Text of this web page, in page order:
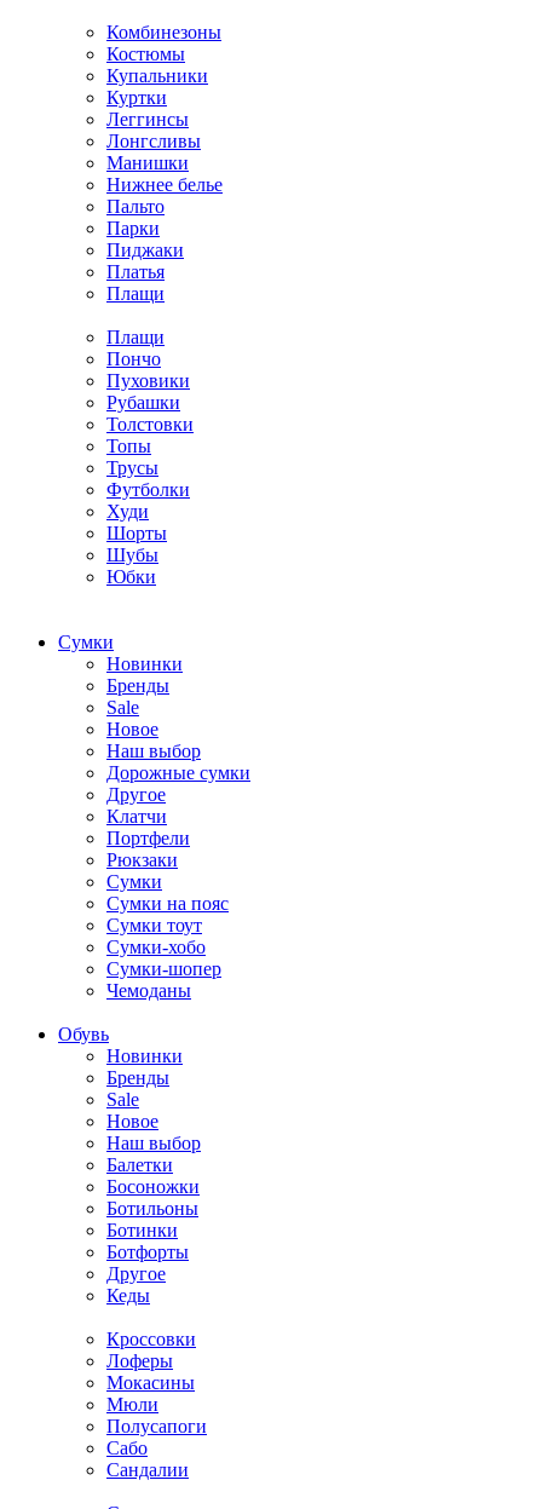
Комбинезоны
Костюмы
Купальники
Куртки
Леггинсы
Лонгсливы
Манишки
Нижнее белье
Пальто
Парки
Пиджаки
Платья
Плащи
Плащи
Пончо
Пуховики
Рубашки
Толстовки
Топы
Трусы
Футболки
Худи
Шорты
Шубы
Юбки
Cумки
Новинки
Бренды
Sale
Новое
Наш выбор
Дорожные сумки
Другое
Клатчи
Портфели
Рюкзаки
Сумки
Сумки на пояс
Сумки тоут
Сумки-хобо
Сумки-шопер
Чемоданы
Обувь
Новинки
Бренды
Sale
Новое
Наш выбор
Балетки
Босоножки
Ботильоны
Ботинки
Ботфорты
Другое
Кеды
Кроссовки
Лоферы
Мокасины
Мюли
Полусапоги
Сабо
Сандалии